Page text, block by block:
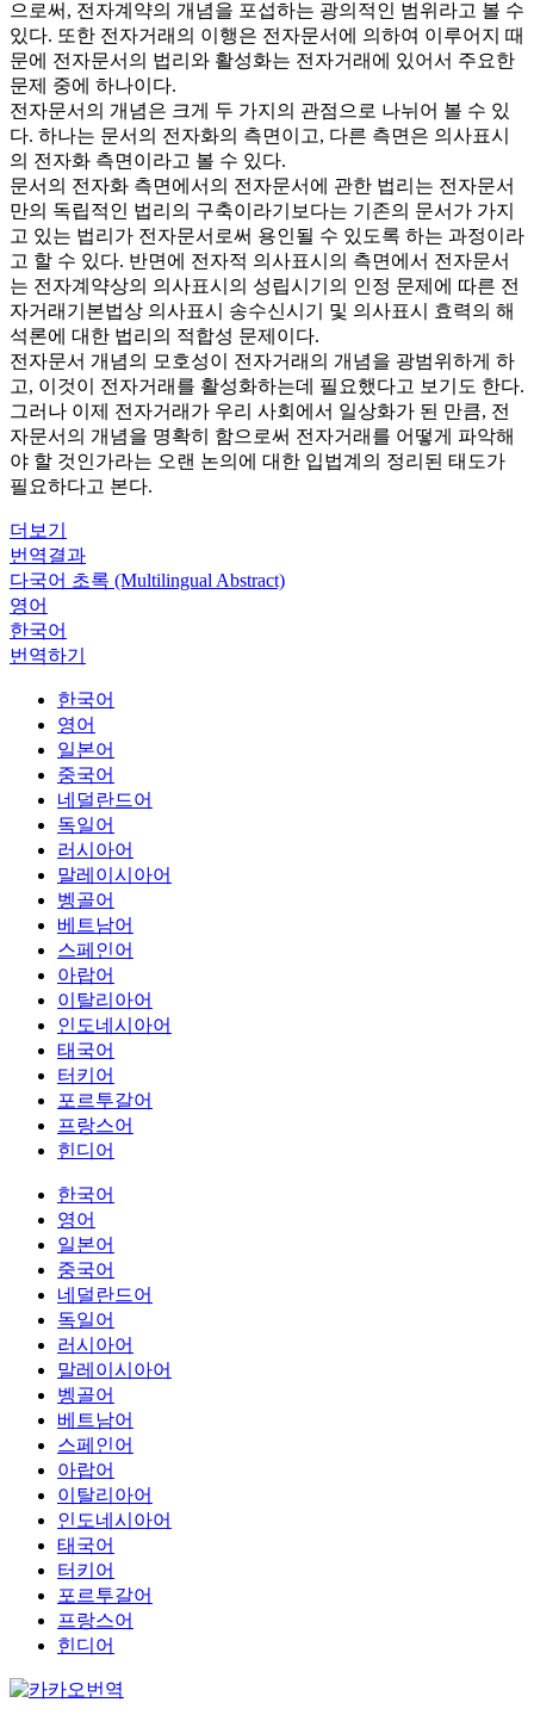
으로써, 전자계약의 개념을 포섭하는 광의적인 범위라고 볼 수
있다. 또한 전자거래의 이행은 전자문서에 의하여 이루어지 때
문에 전자문서의 법리와 활성화는 전자거래에 있어서 주요한
문제 중에 하나이다.
전자문서의 개념은 크게 두 가지의 관점으로 나뉘어 볼 수 있
다. 하나는 문서의 전자화의 측면이고, 다른 측면은 의사표시
의 전자화 측면이라고 볼 수 있다.
문서의 전자화 측면에서의 전자문서에 관한 법리는 전자문서
만의 독립적인 법리의 구축이라기보다는 기존의 문서가 가지
고 있는 법리가 전자문서로써 용인될 수 있도록 하는 과정이라
고 할 수 있다. 반면에 전자적 의사표시의 측면에서 전자문서
는 전자계약상의 의사표시의 성립시기의 인정 문제에 따른 전
자거래기본법상 의사표시 송수신시기 및 의사표시 효력의 해
석론에 대한 법리의 적합성 문제이다.
전자문서 개념의 모호성이 전자거래의 개념을 광범위하게 하
고, 이것이 전자거래를 활성화하는데 필요했다고 보기도 한다.
그러나 이제 전자거래가 우리 사회에서 일상화가 된 만큼, 전
자문서의 개념을 명확히 함으로써 전자거래를 어떻게 파악해
야 할 것인가라는 오랜 논의에 대한 입법계의 정리된 태도가
필요하다고 본다.
더보기
번역결과
다국어 초록 (Multilingual Abstract)
영어
한국어
번역하기
한국어
영어
일본어
중국어
네덜란드어
독일어
러시아어
말레이시아어
벵골어
베트남어
스페인어
아랍어
이탈리아어
인도네시아어
태국어
터키어
포르투갈어
프랑스어
힌디어
한국어
영어
일본어
중국어
네덜란드어
독일어
러시아어
말레이시아어
벵골어
베트남어
스페인어
아랍어
이탈리아어
인도네시아어
태국어
터키어
포르투갈어
프랑스어
힌디어